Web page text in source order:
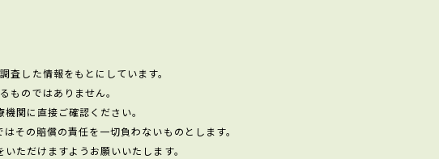
した情報をもとにしています。
ものではありません。
関に直接ご確認ください。
その賠償の責任を一切負わないものとします。
ただけますようお願いいたします。